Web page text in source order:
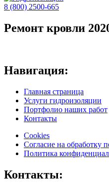
8 (800) 2500-665
Ремонт кровли
Навигация:
Главная страница
Услуги гидроизоляции
Портфолио наших работ
Контакты
Cookies
Согласие на обработку
Политика
Контакты: